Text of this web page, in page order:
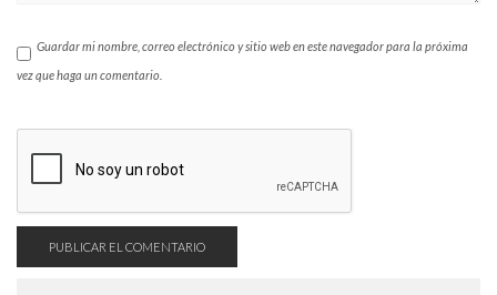
Guardar mi nombre, correo electrónico y sitio web en este navegador para la próxima
vez que haga un comentario.